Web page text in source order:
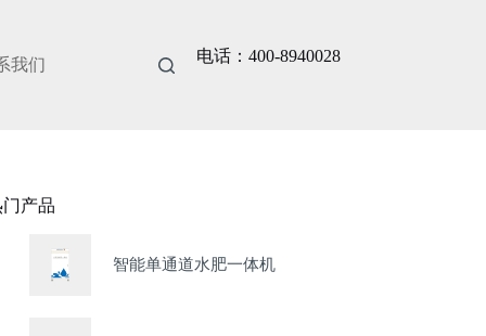
我们 电话：400-8940028
产品
智能单通道水肥一体机